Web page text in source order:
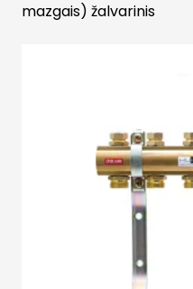
mazgais) žalvarinis